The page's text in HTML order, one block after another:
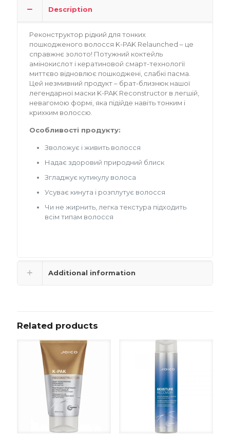
Description
Реконструктор рідкий для тонких
пошкодженого волосся K-PAK Relaunched – це
справжнє золото! Потужний коктейль
амінокислот і кератиновой смарт-технології
миттєво відновлює пошкоджені, слабкі пасма.
Цей незмивний продукт – брат-близнюк нашої
легендарної маски K-PAK Reconstructor в легшій,
невагомою формі, яка підійде навіть тонким і
крихким волоссю.
Особливості продукту:
Зволожує і живить волосся
Надає здоровий природний блиск
Згладжує кутикулу волоса
Усуває кинута і розплутує волосся
Чи не жирнить, легка текстура підходить
всім типам волосся
Additional information
Related products